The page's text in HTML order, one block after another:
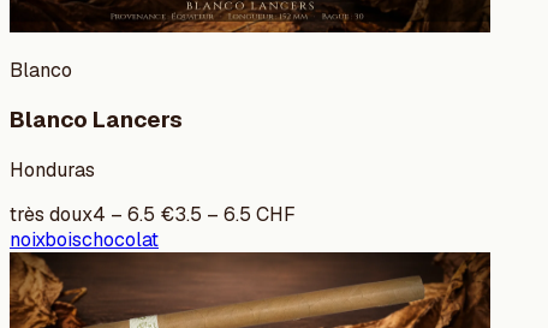
Blanco
Blanco Lancers
Honduras
très doux4 – 6.5 €3.5 – 6.5 CHF
noixboischocolat